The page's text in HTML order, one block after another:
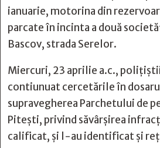
ianuarie, motorina din
parcate în incinta a două
Bascov, strada Serelor.
Miercuri, 23 aprilie a.c.,
contiunuat cercetările în
supravegherea Parchetului de
Pitești, privind săvârșirea
calificat, și l-au identificat și